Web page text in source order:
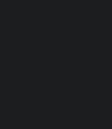
Großheubach
bästa läge, på branta
anger att
och tar tillvara det
form av fin
Druvan
god förmåga att
som VDP Ortswein,